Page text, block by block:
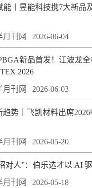
能丨昱能科技携7大新品
月刊网 2026-06-04
新品首发！江波龙
2026
月刊网 2026-06-03
势｜飞凯材料出席
月刊网 2026-05-20
对人”：伯乐选才以 AI
月刊网 2026-05-18